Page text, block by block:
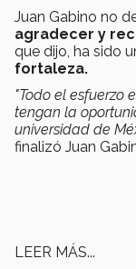
Juan Gabino no
agradecer y
que dijo, ha sido
fortaleza.
"Todo el esfuerzo
tengan la
universidad de
finalizó Juan
LEER MÁS...